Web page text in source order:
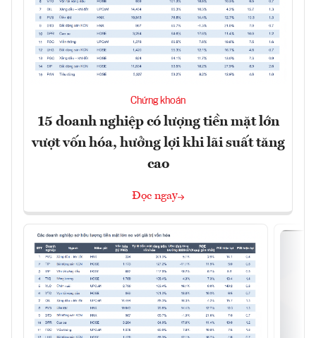
Chứng khoán
15 doanh nghiệp có lượng tiền mặt lớn
vượt vốn hóa, hưởng lợi khi lãi suất tăng
cao
Đọc ngay